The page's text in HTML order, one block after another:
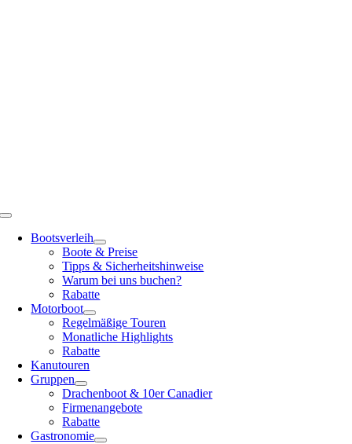
Toggle
NavigationBootsverleih
Boote & Preise
Tipps & Sicherheitshinweise
Warum bei uns buchen?
Rabatte
Motorboot
Regelmäßige Touren
Monatliche Highlights
Rabatte
Kanutouren
Gruppen
Drachenboot & 10er Canadier
Firmenangebote
Rabatte
Gastronomie